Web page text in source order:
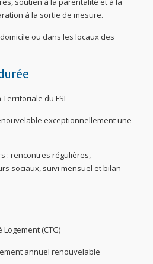
à la sortie de mesure.
ou dans les locaux des
du FSL
exceptionnellement une
: rencontres régulières,
sociaux, suivi mensuel et bilan
(CTG)
annuel renouvelable